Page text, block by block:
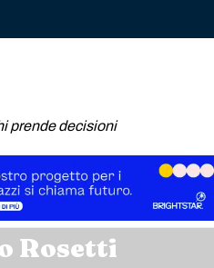
prende decisioni
Rosetti